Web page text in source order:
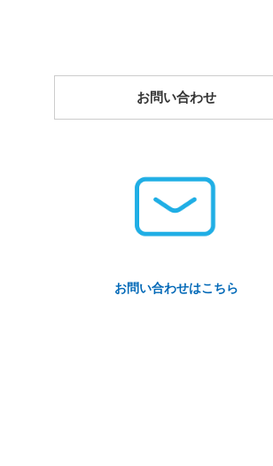
お問い合わせ
お問い合わせはこちら